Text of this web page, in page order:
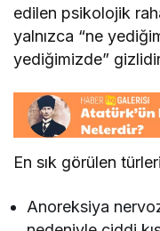
edilen psikolojik
yalnızca “ne
yediğimizde”
En sık görülen
Anoreksiya